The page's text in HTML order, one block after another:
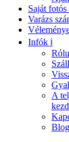
Saját fotós
Varázs
Infók ℹ️
A
Blog